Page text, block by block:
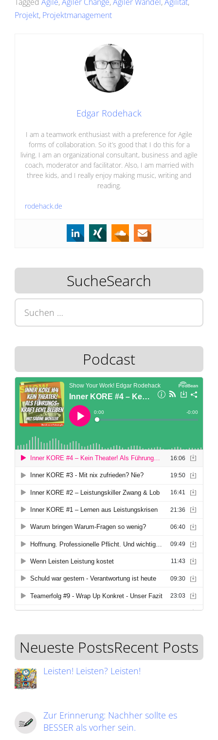
Projekt, Projektmanagement
Edgar Rodehack
I am a teamwork enthusiast with a preference for Agile
forms of collaboration. So it’s good that I do this for a
living. I am an organizational consultant, business and agile
coach, moderator and facilitator. Also, I am married with
three kids, and I really enjoy making music, writing and
reading.
rodehack.de
SucheSearch
nach:
Podcast
Neueste PostsRecent Posts
Leisten! Leisten? Leisten!
Zur Erinnerung: Nachher sollte es
BESSER als vorher sein.